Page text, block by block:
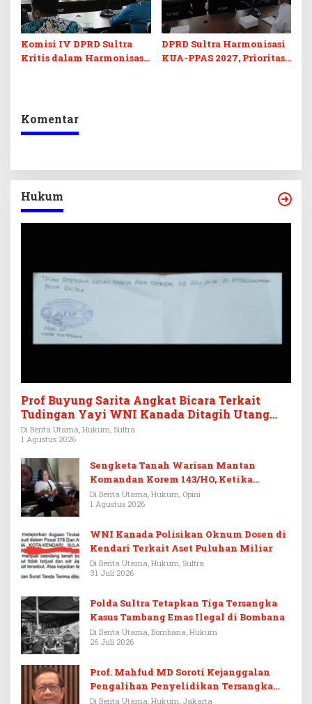
Komisi IV DPRD Sultra
Kritis dalam Harmonisasi
DPRD Sultra Harmonisasi
KUA-PPAS 2027, Prioritas
Komentar
Hukum
Prof Buyung Sarita Angkat Bicara Terkait
Tudingan Yayi WNI Kanada Ditagih Utang
Rp3,6 Miliar
Di Berita Utama, Hukum, Sultra
1 Agustus 2026
Sengketa Tanah Warisan Mantan
Komandan Korem 143/HO, Ketika
Warisan Menjadi Arena Pemerasan
Di Berita Utama, Hukum, Opini
1 Agustus 2026
WNI Kanada Polisikan Oknum Dosen di
Kendari Terkait Aset Puluhan Miliar
Di Berita Utama, Hukum, Sultra
31 Juli 2026
Polda Sultra Tetapkan Tiga Tersangka
Kasus Tambang Emas Ilegal di Bombana
Di Berita Utama, Bombana, Hukum
26 Juli 2026
Prof. Mahfud MD Soroti Kejanggalan
Pengalihan Penyelidikan Tersangka
Febrie Adriansyah
Di Berita Utama, Hukum, Jakarta